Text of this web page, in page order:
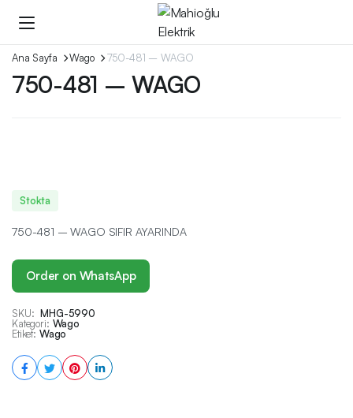
Ana Sayfa Wago 750-481 – WAGO
750-481 – WAGO
Stokta
750-481 – WAGO SIFIR AYARINDA
Order on WhatsApp
SKU: MHG-5990
Kategori: Wago
Etiket: Wago